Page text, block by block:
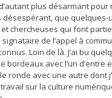
plus désarmant pour
désespérant, que quelques-
chercheuses qui font
de l’appel à
Loin de là. J’ai bu
bordeaux avec l’un d’entre
ronde avec une autre dont
sur la culture